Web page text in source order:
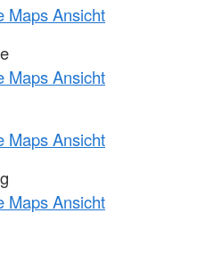
Maps Ansicht
Maps Ansicht
Maps Ansicht
Maps Ansicht